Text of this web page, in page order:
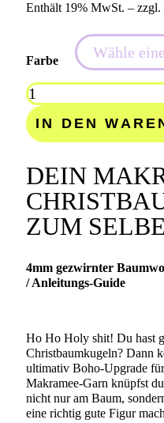
Enthält 19% MwSt. – zzgl.
Farbe
DIY
Box:
Makramee
Christ­
schmuck
Menge
IN DEN
DEIN
ZUM
4mm gezwirnter
/ Anleitungs-Guide
Ho Ho Holy shit! Du hast
Christbaumkugeln? Dann
ultimativ Boho-Upgrade
Makramee-Garn knüpfst
nicht nur am Baum,
eine richtig gute Figur